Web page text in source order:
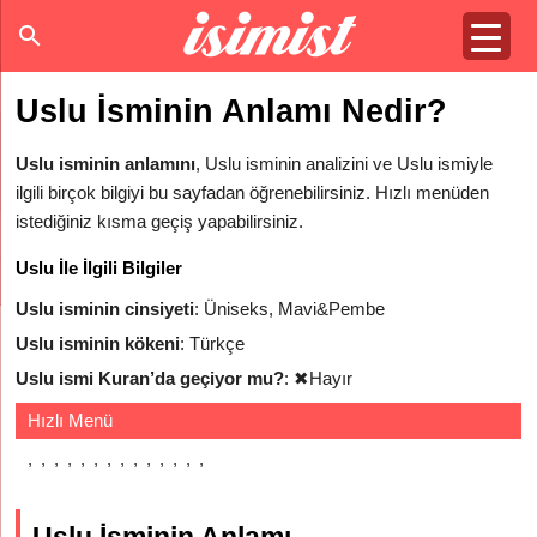
Uslu İsminin Anlamı Nedir?
Uslu isminin anlamını, Uslu isminin analizini ve Uslu ismiyle
ilgili birçok bilgiyi bu sayfadan öğrenebilirsiniz. Hızlı menüden
istediğiniz kısma geçiş yapabilirsiniz.
Uslu İle İlgili Bilgiler
Uslu isminin cinsiyeti: Üniseks, Mavi&Pembe
Uslu isminin kökeni: Türkçe
Uslu ismi Kuran’da geçiyor mu?: ✖Hayır
Hızlı Menü